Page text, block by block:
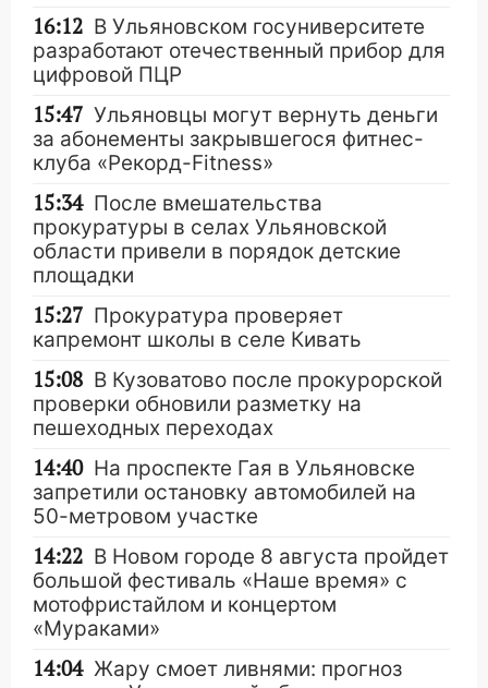
16:12 В Ульяновском госуниверситете
разработают отечественный прибор для
цифровой ПЦР
15:47 Ульяновцы могут вернуть деньги
за абонементы закрывшегося фитнес-
клуба «Рекорд-Fitness»
15:34 После вмешательства
прокуратуры в селах Ульяновской
области привели в порядок детские
площадки
15:27 Прокуратура проверяет
капремонт школы в селе Кивать
15:08 В Кузоватово после прокурорской
проверки обновили разметку на
пешеходных переходах
14:40 На проспекте Гая в Ульяновске
запретили остановку автомобилей на
50-метровом участке
14:22 В Новом городе 8 августа пройдет
большой фестиваль «Наше время» с
мотофристайлом и концертом
«Мураками»
14:04 Жару смоет ливнями: прогноз